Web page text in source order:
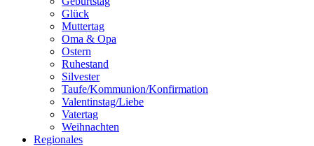
Glück
Muttertag
Oma & Opa
Ostern
Ruhestand
Silvester
Taufe/Kommunion/Konfirmation
Valentinstag/Liebe
Vatertag
Weihnachten
Regionales